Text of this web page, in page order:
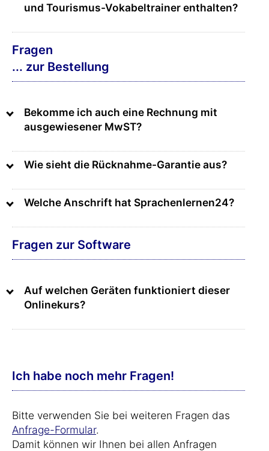
und Tourismus-Vokabeltrainer enthalten?
Fragen
... zur Bestellung
Bekomme ich auch eine Rechnung mit
ausgewiesener MwST?
Wie sieht die Rücknahme-Garantie aus?
Welche Anschrift hat Sprachenlernen24?
Fragen zur Software
Auf welchen Geräten funktioniert dieser
Onlinekurs?
Ich habe noch mehr Fragen!
Bitte verwenden Sie bei weiteren Fragen das
Anfrage-Formular.
Damit können wir Ihnen bei allen Anfragen